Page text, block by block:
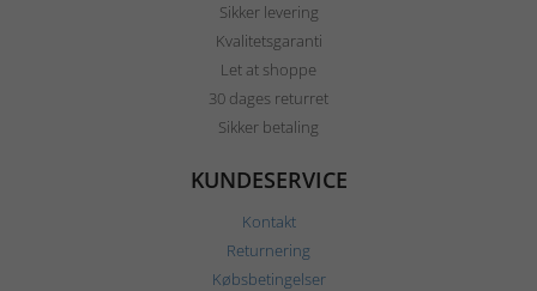
Sikker levering
Kvalitetsgaranti
Let at shoppe
30 dages returret
Sikker betaling
KUNDESERVICE
Kontakt
Returnering
Købsbetingelser